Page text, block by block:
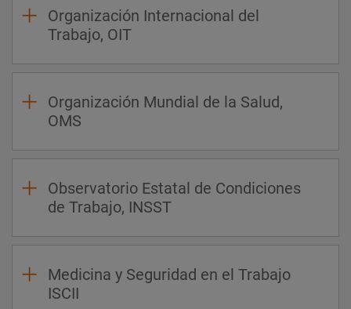
Organización Internacional del
Trabajo, OIT
Organización Mundial de la Salud,
OMS
Observatorio Estatal de Condiciones
de Trabajo, INSST
Medicina y Seguridad en el Trabajo
ISCII